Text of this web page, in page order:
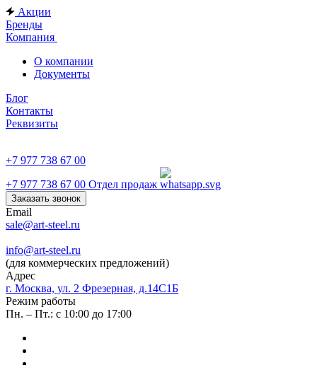
Акции
Бренды
Компания
О компании
Документы
Блог
Контакты
Реквизиты
+7 977 738 67 00
+7 977 738 67 00 Отдел продаж
Заказать звонок
Email
sale@art-steel.ru
info@art-steel.ru
(для коммерческих предложений)
Адрес
г. Москва, ул. 2 Фрезерная, д.14С1Б
Режим работы
Пн. – Пт.: с 10:00 до 17:00